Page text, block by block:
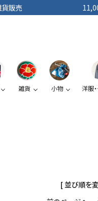
販売
雑貨 小物 洋服
[ 並び順を